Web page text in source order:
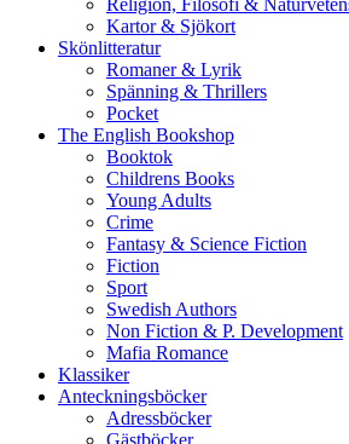
Religion, Filosofi &
Kartor & Sjökort
Skönlitteratur
Romaner & Lyrik
Spänning & Thrillers
Pocket
The English Bookshop
Booktok
Childrens Books
Young Adults
Crime
Fantasy & Science Fiction
Fiction
Sport
Swedish Authors
Non Fiction & P. Development
Mafia Romance
Klassiker
Anteckningsböcker
Adressböcker
Gästböcker